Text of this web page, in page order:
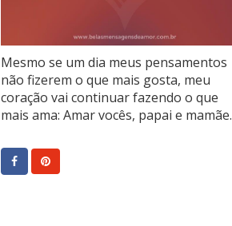
Mesmo se um dia meus pensamentos
não fizerem o que mais gosta, meu
coração vai continuar fazendo o que
mais ama: Amar vocês, papai e mamãe.